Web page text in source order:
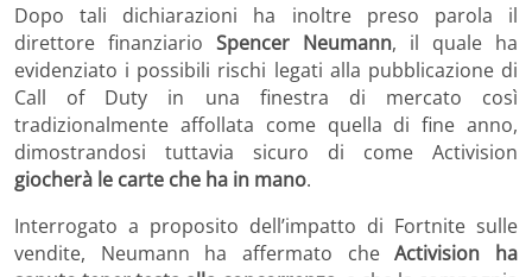
Dopo tali dichiarazioni ha inoltre preso parola il
direttore finanziario Spencer Neumann, il quale ha
evidenziato i possibili rischi legati alla pubblicazione di
Call of Duty in una finestra di mercato così
tradizionalmente affollata come quella di fine anno,
dimostrandosi tuttavia sicuro di come Activision
giocherà le carte che ha in mano.
Interrogato a proposito dell’impatto di Fortnite sulle
vendite, Neumann ha affermato cheActivision ha